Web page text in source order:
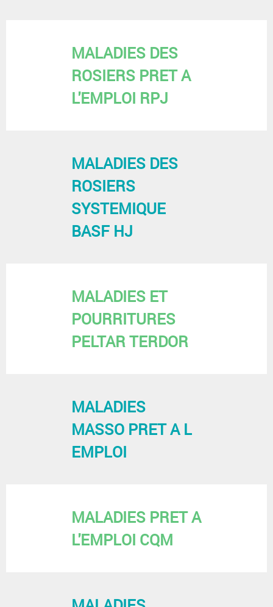
MALADIES DES
ROSIERS PRET A
L'EMPLOI RPJ
MALADIES DES
ROSIERS
SYSTEMIQUE
BASF HJ
MALADIES ET
POURRITURES
PELTAR TERDOR
MALADIES
MASSO PRET A L
EMPLOI
MALADIES PRET A
L'EMPLOI CQM